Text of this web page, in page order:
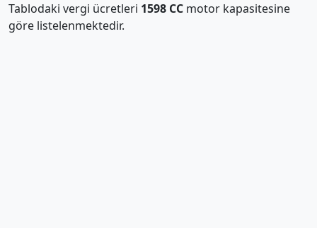
Tablodaki vergi ücretleri 1598 CC motor kapasitesine
göre listelenmektedir.